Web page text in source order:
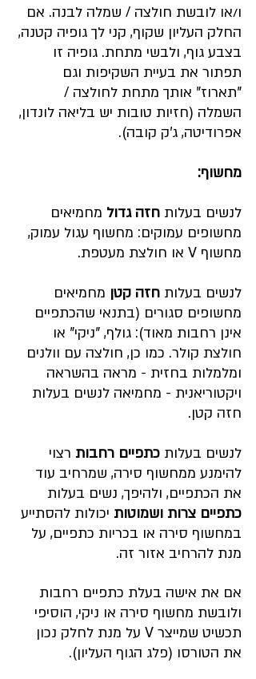
ו/או לובשת חולצה / שמלה לבנה. אם
החלק העליון שקוף, קני לך גופיה קטנה,
בצבע גוף, ולבשי מתחת. גופיה זו
תפתור את בעיית השקיפות וגם
"תארוז" אותך מתחת לחולצה /
השמלה (חזיות טובות יש בליאה לונדון,
אפרודיטה, ג'ק קובה).
מחשוף:
לנשים בעלות חזה גדול מחמיאים
מחשופים עמוקים: מחשוף עגול עמוק,
מחשוף V או חולצת מעטפת.
לנשים בעלות חזה קטן מחמיאים
מחשופים סגורים (בתנאי שהכתפיים
אינן רחבות מאוד): גולף, "ניקי" או
חולצת קולר. כמו כן, חולצה עם וולנים
ומלמלות בחזית - מראה בהשראה
ויקטוריאנית - מחמיאה לנשים בעלות
חזה קטן.
לנשים בעלות כתפיים רחבות רצוי
להימנע ממחשוף סירה, שמרחיב עוד
את הכתפיים, ולהיפך, נשים בעלות
כתפיים צרות ושמוטות יכולות להסתייע
במחשוף סירה או בכריות כתפיים, על
מנת להרחיב אזור זה.
אם את אישה בעלת כתפיים רחבות
ולובשת מחשוף סירה או ניקי, הוסיפי
תכשיט שמייצר V על מנת לחלק נכון
את הטורסו (פלג הגוף העליון).